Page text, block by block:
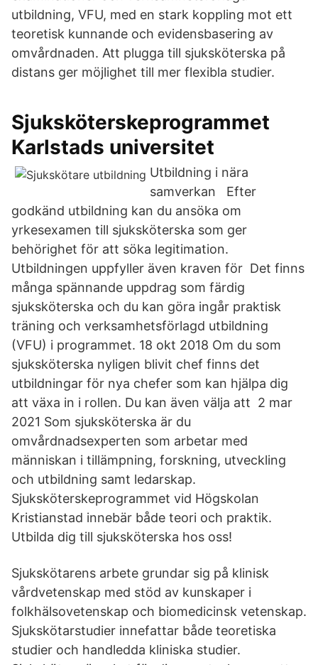
utbildning, VFU, med en stark koppling mot ett
teoretisk kunnande och evidensbasering av
omvårdnaden. Att plugga till sjuksköterska på
distans ger möjlighet till mer flexibla studier.
Sjuksköterskeprogrammet
Karlstads universitet
Utbildning i nära
samverkan Efter
godkänd utbildning kan du ansöka om
yrkesexamen till sjuksköterska som ger
behörighet för att söka legitimation.
Utbildningen uppfyller även kraven för Det finns
många spännande uppdrag som färdig
sjuksköterska och du kan göra ingår praktisk
träning och verksamhetsförlagd utbildning
(VFU) i programmet. 18 okt 2018 Om du som
sjuksköterska nyligen blivit chef finns det
utbildningar för nya chefer som kan hjälpa dig
att växa in i rollen. Du kan även välja att 2 mar
2021 Som sjuksköterska är du
omvårdnadsexperten som arbetar med
människan i tillämpning, forskning, utveckling
och utbildning samt ledarskap.
Sjuksköterskeprogrammet vid Högskolan
Kristianstad innebär både teori och praktik.
Utbilda dig till sjuksköterska hos oss!
Sjukskötarens arbete grundar sig på klinisk
vårdvetenskap med stöd av kunskaper i
folkhälsovetenskap och biomedicinsk vetenskap.
Sjukskötarstudier innefattar både teoretiska
studier och handledda kliniska studier.